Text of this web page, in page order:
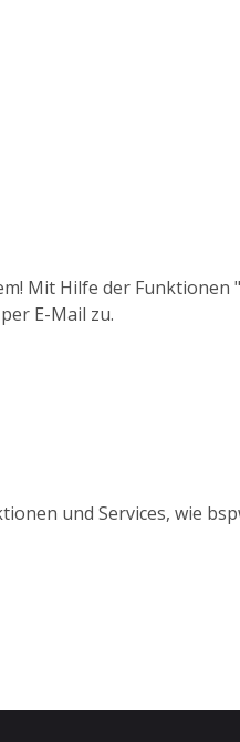
Mit Hilfe der
E-Mail zu.
und Services, wie